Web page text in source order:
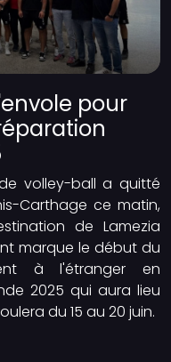
pour
volley-ball a quitté
Carthage ce matin,
de Lamezia
marque le début du
à l'étranger en
2025 qui aura lieu
du 15 au 20 juin.